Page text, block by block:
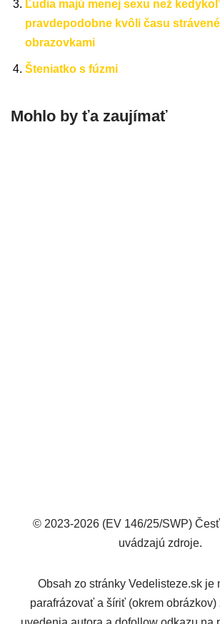
Ľudia majú menej sexu než
pravdepodobne kvôli času
obrazovkami
Šteniatko s fúzmi
Mohlo by ťa zaujímať
© 2023-2026 (EV 146/25/SWP)
uvádzajú zdroje.
Obsah zo stránky Vedelisteze.sk je
parafrázovať a šíriť (okrem